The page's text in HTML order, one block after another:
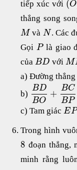
tiếp xúc với (O
thẳng song
Mvà N. Các
Gọi Plà giao
của BD với M
a) Đường thẳng
b)
BD
BO
+ BC
BP
c) Tam giácEP
Trong hình
8 đoạn thẳng,
minh rằng